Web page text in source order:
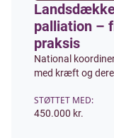
palliation –
praksis
National
med kræft og
STØTTET MED:
450.000 kr.